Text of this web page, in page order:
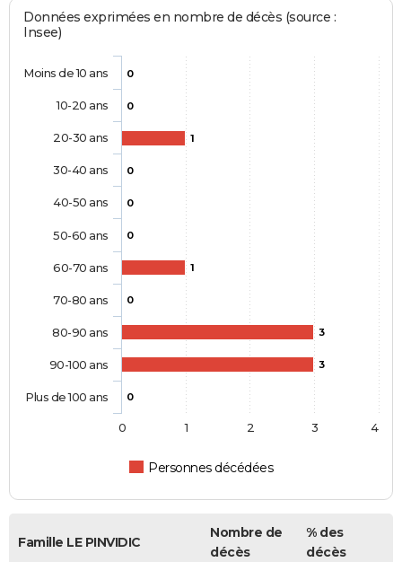
Données exprimées en nombre de décès (source :
Insee)
0
0
1
0
0
0
1
0
3
3
0
Personnes décédées
Moins de 10 ans
10-20 ans
20-30 ans
30-40 ans
40-50 ans
50-60 ans
60-70 ans
70-80 ans
80-90 ans
90-100 ans
Plus de 100 ans
0 1 2 3 4
Famille LE PINVIDIC
Nombre de
décès
% des
décès